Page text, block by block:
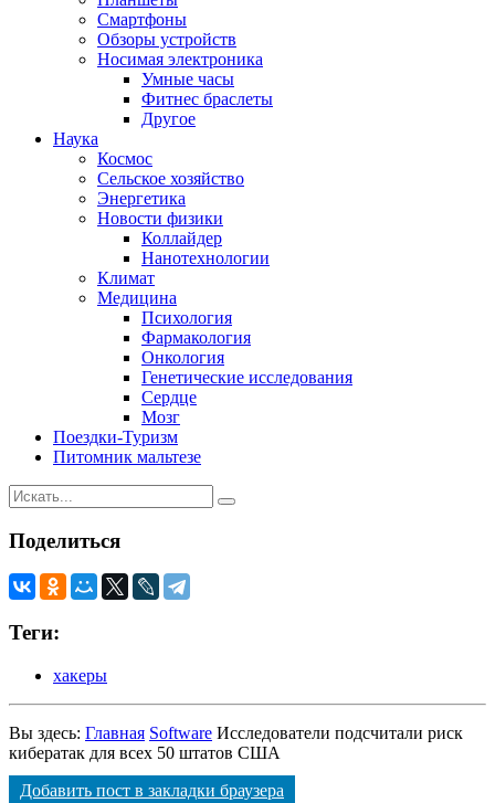
Смартфоны
Обзоры устройств
Носимая электроника
Умные часы
Фитнес браслеты
Другое
Наука
Космос
Сельское хозяйство
Энергетика
Новости физики
Коллайдер
Нанотехнологии
Климат
Медицина
Психология
Фармакология
Онкология
Генетические исследования
Сердце
Мозг
Поездки-Туризм
Питомник мальтезе
Поделиться
Теги:
хакеры
Вы здесь: Главная Software Исследователи подсчитали риск
кибератак для всех 50 штатов США
Добавить пост в закладки браузера